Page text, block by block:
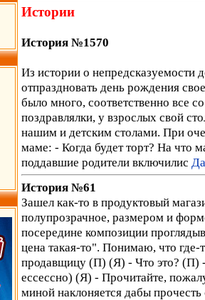
Истории
История №1570
Из истории о непредсказуемости
отпраздновать день рождения
было много, соответственно все
поздравлялки, у взрослых свой
нашим и детским столами. При
маме: - Когда будет торт? На что
поддавшие родители включилис
История №61
Зашел как-то в продуктовый
полупрозрачное, размером и
посередине композиции
цена такая-то". Понимаю, что где-
продавщицу (П) (Я) - Что это? (П)
ессессно) (Я) - Прочитайте,
миной наклоняется дабы